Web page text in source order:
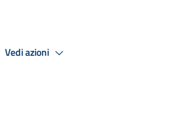
Vedi azioni